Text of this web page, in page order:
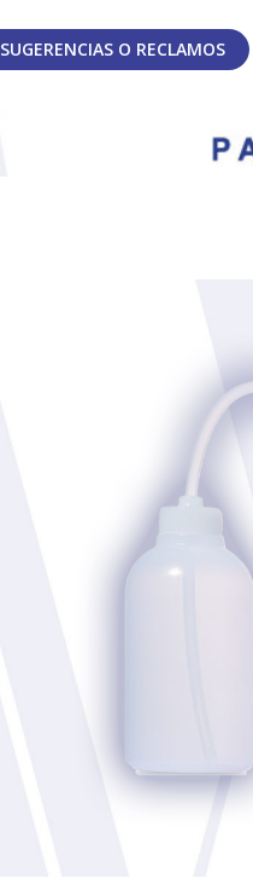
SUGERENCIAS O RECLAMOS